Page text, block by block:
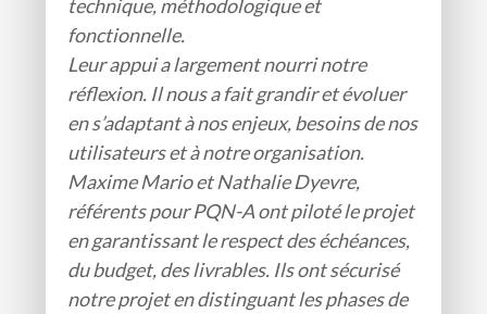
technique, méthodologique et
fonctionnelle.
Leur appui a largement nourri notre
réflexion. Il nous a fait grandir et évoluer
en s’adaptant à nos enjeux, besoins de nos
utilisateurs et à notre organisation.
Maxime Mario et Nathalie Dyevre,
référents pour PQN-A ont piloté le projet
en garantissant le respect des échéances,
du budget, des livrables. Ils ont sécurisé
notre projet en distinguant les phases de